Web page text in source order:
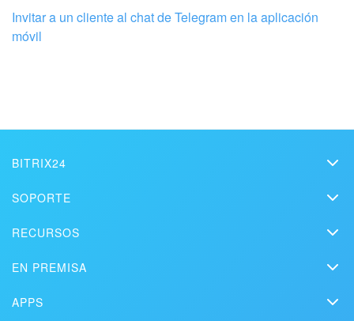
Invitar a un cliente al chat de Telegram en la aplicación
móvil
BITRIX24
Kit de medios
Contacto
SOPORTE
Videos instructivos
Contacte al soporte
RECURSOS
Soluciones
EN PREMISA
APPS